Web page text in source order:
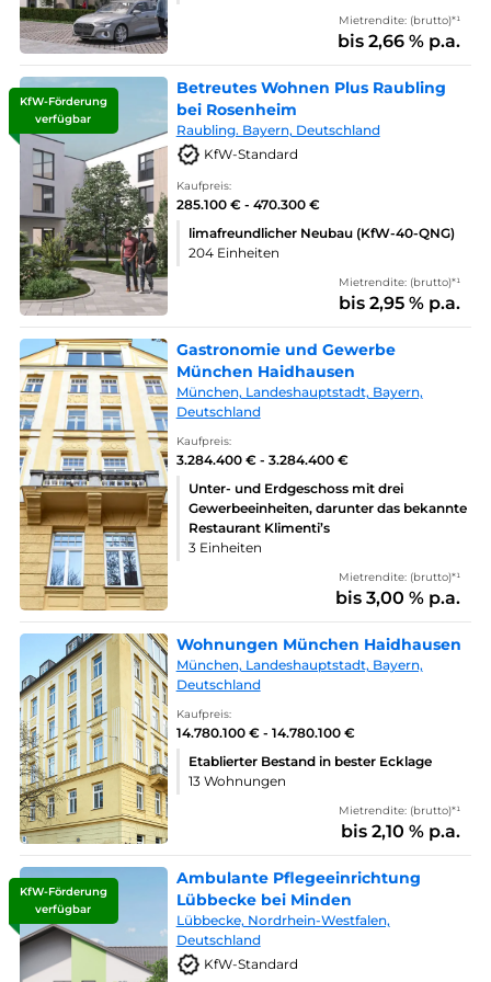
Mietrendite: (brutto)*¹
bis 2,66 % p.a.
KfW-Förderung
verfügbar
Betreutes Wohnen Plus Raubling
bei Rosenheim
Raubling. Bayern, Deutschland
KfW-Standard
Kaufpreis:
285.100 € - 470.300 €
limafreundlicher Neubau (KfW-40-QNG)
204 Einheiten
Mietrendite: (brutto)*¹
bis 2,95 % p.a.
Gastronomie und Gewerbe
München Haidhausen
München, Landeshauptstadt, Bayern,
Deutschland
Kaufpreis:
3.284.400 € - 3.284.400 €
Unter- und Erdgeschoss mit drei
Gewerbeeinheiten, darunter das bekannte
Restaurant Klimenti’s
3 Einheiten
Mietrendite: (brutto)*¹
bis 3,00 % p.a.
Wohnungen München Haidhausen
München, Landeshauptstadt, Bayern,
Deutschland
Kaufpreis:
14.780.100 € - 14.780.100 €
Etablierter Bestand in bester Ecklage
13 Wohnungen
Mietrendite: (brutto)*¹
bis 2,10 % p.a.
KfW-Förderung
verfügbar
Ambulante Pflegeeinrichtung
Lübbecke bei Minden
Lübbecke, Nordrhein-Westfalen,
Deutschland
KfW-Standard